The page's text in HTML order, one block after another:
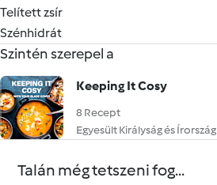
Telített zsír
Szénhidrát
Szintén szerepel a
Keeping It Cosy
8 Recept
Egyesült Királyság és Írország
Talán még tetszeni fog...